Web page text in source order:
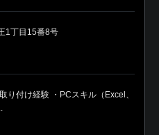
1丁目15番8号
り付け経験 ・PCスキル（Excel、